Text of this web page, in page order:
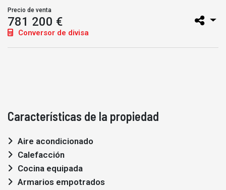
Precio de venta
781 200 €
Conversor de divisa
Características de la propiedad
Aire acondicionado
Calefacción
Cocina equipada
Armarios empotrados